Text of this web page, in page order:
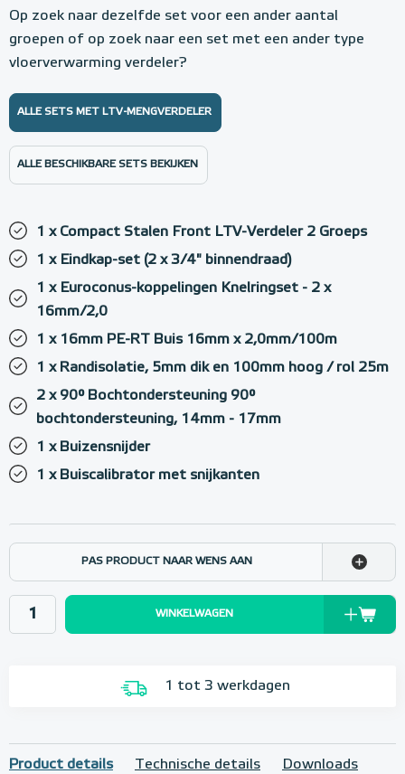
Op zoek naar dezelfde set voor een ander aantal
groepen of op zoek naar een set met een ander type
vloerverwarming verdeler?
ALLE SETS MET LTV-MENGVERDELER
ALLE BESCHIKBARE SETS BEKIJKEN
1 x Compact Stalen Front LTV-Verdeler 2 Groeps
1 x Eindkap-set (2 x 3/4" binnendraad)
1 x Euroconus-koppelingen Knelringset - 2 x
16mm/2,0
1 x 16mm PE-RT Buis 16mm x 2,0mm/100m
1 x Randisolatie, 5mm dik en 100mm hoog / rol 25m
2 x 90° Bochtondersteuning 90°
bochtondersteuning, 14mm - 17mm
1 x Buizensnijder
1 x Buiscalibrator met snijkanten
PAS PRODUCT NAAR WENS AAN
WINKELWAGEN
1 tot 3 werkdagen
Product details Technische details Downloads